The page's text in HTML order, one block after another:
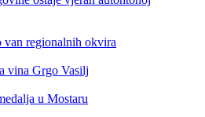
van regionalnih okvira
vina Grgo Vasilj
u Mostaru